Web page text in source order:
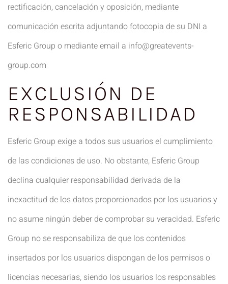
rectificación, cancelación y oposición, mediante
comunicación escrita adjuntando fotocopia de su DNI a
Esferic Group o mediante email a info@greatevents-
group.com
EXCLUSIÓN DE
RESPONSABILIDAD
Esferic Group exige a todos sus usuarios el cumplimiento
de las condiciones de uso. No obstante, Esferic Group
declina cualquier responsabilidad derivada de la
inexactitud de los datos proporcionados por los usuarios y
no asume ningún deber de comprobar su veracidad. Esferic
Group no se responsabiliza de que los contenidos
insertados por los usuarios dispongan de los permisos o
licencias necesarias, siendo los usuarios los responsables